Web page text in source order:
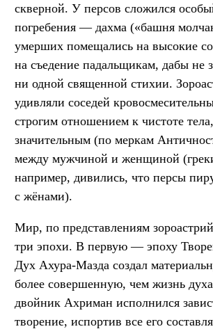
скверной. У персов сложился
погребения — дахма («башня
умерших помещались на высокие
на съедение падальщикам, дабы не
ни одной священной стихии.
удивляли соседей
строгим отношением к чистоте
значительным (по меркам
между мужчиной и женщиной
например, дивились, что персы
с жёнами).
Мир, по представлениям
три эпохи. В первую — эпоху
Дух Ахура-Мазда создал
более совершенную, чем жизнь
двойник Ахриман исполнился
творение, испортив все его